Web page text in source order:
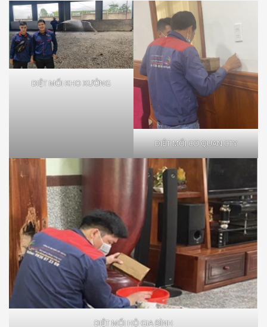
DIỆT MỐI KHO XƯỞNG
DIỆT MỐI CƠ QUAN CTY
DIỆT MỐI HỘ GIA ĐÌNH